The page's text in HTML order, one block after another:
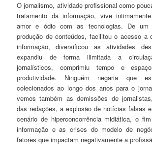
O jornalismo, atividade profissional como
tratamento da informação, vive
amor e ódio com as tecnologias. De um
produção de conteúdos, facilitou o acesso a
informação, diversificou as atividades
expandiu de forma ilimitada a
jornalísticos, comprimiu tempo e
produtividade. Ninguém negaria que
colecionados ao longo dos anos para o
vemos também as demissões de
das redações, a explosão de notícias falsas
cenário de hiperconcorrência midiática, o
informação e as crises do modelo de
fatores que impactam negativamente a